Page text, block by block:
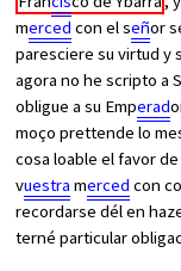
merced con el señor
paresciere su virtud y
agora no he scripto a
obligue a su Emperad
moço prettende lo
cosa loable el favor
vuestra merced con
recordarse dél en
terné particular